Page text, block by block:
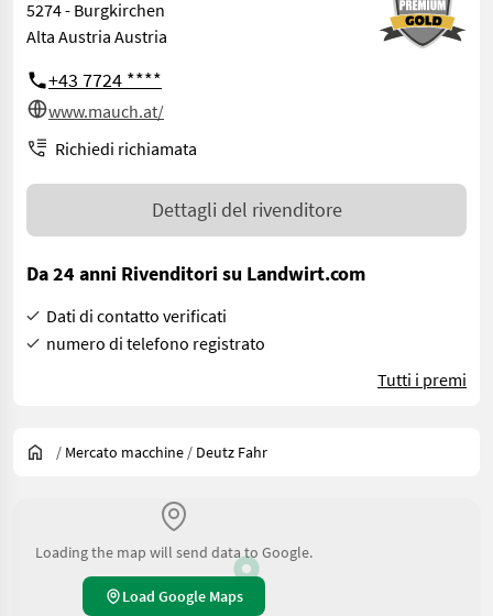
5274 - Burgkirchen
Alta Austria Austria
+43 7724 ****
www.mauch.at/
Richiedi richiamata
Dettagli del rivenditore
Da 24 anni Rivenditori su Landwirt.com
Dati di contatto verificati
numero di telefono registrato
Tutti i premi
/ Mercato macchine / Deutz Fahr
Loading the map will send data to Google.
Load Google Maps